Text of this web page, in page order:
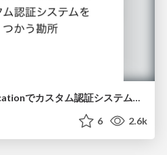
Firebase Authenticationでカスタム認証システムをつかう勘所@Firebase Meetup #13
6 2.6k